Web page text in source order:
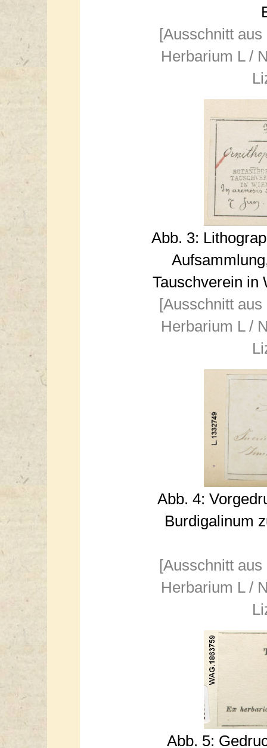
[Ausschnitt
Herbarium L /
Abb. 3:
Tauschverein in
[Ausschnitt
Herbarium L /
Abb. 4:
Burdigalinum
[Ausschnitt
Herbarium L /
Abb. 5: